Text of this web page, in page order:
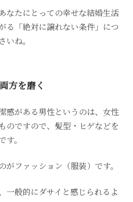
なたにとっての幸せな結婚生活
る「絶対に譲れない条件」につ
ね。
方を磨く
感がある男性というのは、女性
のですので、髪型・ヒゲなどを
。
がファッション（服装）です。
一般的にダサイと感じられるよ